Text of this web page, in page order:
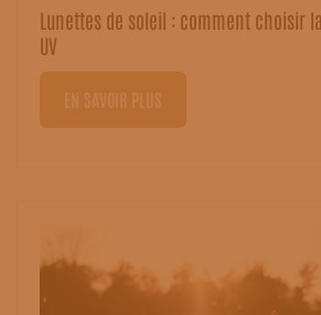
​Lunettes de soleil : comment choisir
UV
EN SAVOIR PLUS